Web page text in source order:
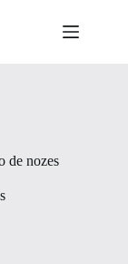
de nozes